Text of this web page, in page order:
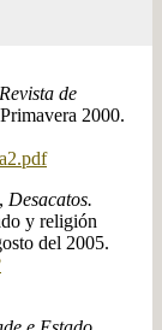
de
2000.
Desacatos.
y religión
del 2005.